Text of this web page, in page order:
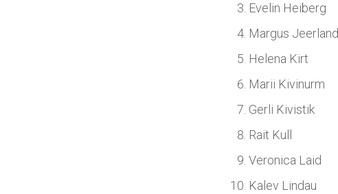
Evelin Heiberg
Margus Jeerland
Helena Kirt
Marii Kivinurm
Gerli Kivistik
Rait Kull
Veronica Laid
Kalev Lindau